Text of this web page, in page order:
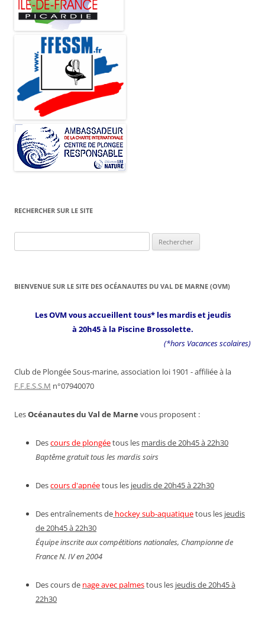
RECHERCHER SUR LE SITE
BIENVENUE SUR LE SITE DES OCÉANAUTES DU VAL DE MARNE (OVM)
Les OVM vous accueillent tous* les mardis et jeudis
à 20h45 à la Piscine Brossolette.
(*hors Vacances scolaires)
Club de Plongée Sous-marine, association loi 1901 - affiliée à la
F.F.E.S.S.M n°07940070
LesOcéanautes du Val de Marne vous proposent :
Descours de plongéetous les mardis de 20h45 à 22h30
Baptême gratuit tous les mardis soirs
Descours d'apnéetous les jeudis de 20h45 à 22h30
Des entraînements de hockey sub-aquatiquetous les jeudis
de 20h45 à 22h30
Équipe inscrite aux compétitions nationales, Championne de
France N. IV en 2004
Des cours de nage avec palmestous les jeudis de 20h45 à
22h30